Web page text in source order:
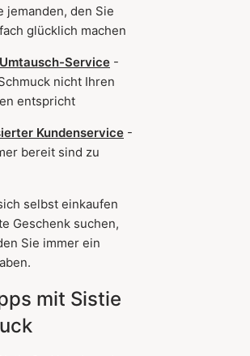
jemanden, den Sie
glücklich machen
Service -
nicht Ihren
entspricht
Kundenservice -
bereit sind zu
selbst einkaufen
Geschenk suchen,
Sie immer ein
mit Sistie